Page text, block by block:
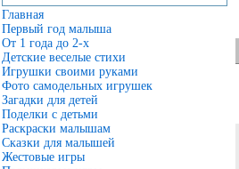
Главная
Первый год малыша
От 1 года до 2-х
Детские веселые стихи
Игрушки своими руками
Фото самодельных игрушек
Загадки для детей
Поделки с детьми
Раскраски малышам
Сказки для малышей
Жестовые игры